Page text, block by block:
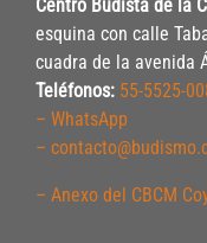
Centro Budista de la
esquina con calle
cuadra de la avenida
Teléfonos: 55-5525-
– WhatsApp
–
– Anexo del CBCM